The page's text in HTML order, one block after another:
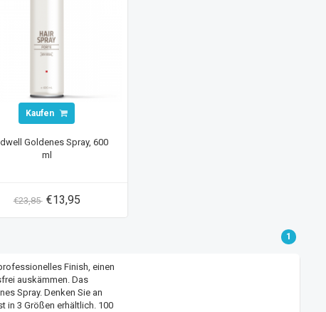
Kaufen
Goldenes Spray, 600
ml
€23,85 €13,95
1
Finish, einen
auskämmen. Das
Spray. Denken Sie an
in 3 Größen erhältlich. 100